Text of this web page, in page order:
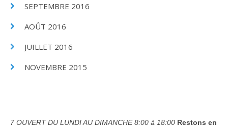
SEPTEMBRE 2016
AOÛT 2016
JUILLET 2016
NOVEMBRE 2015
7 OUVERT DU LUNDI AU DIMANCHE8:00 à 18:00 Restons en